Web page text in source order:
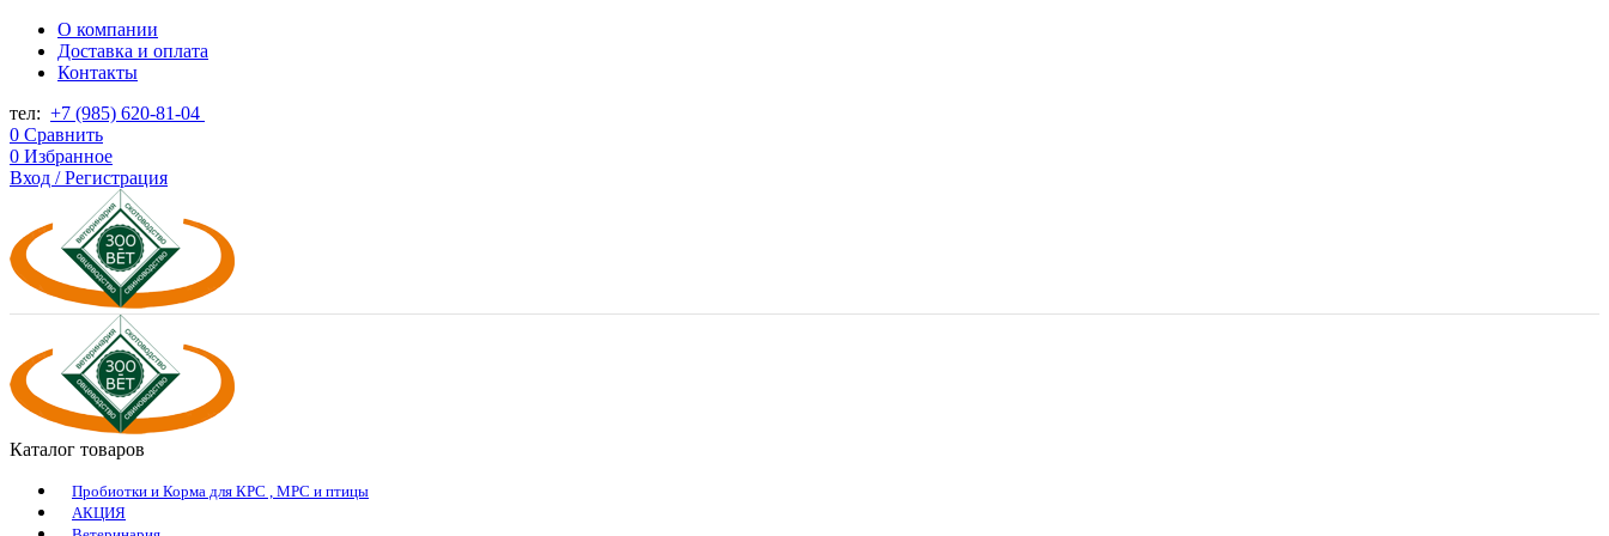
О компании
Доставка и оплата
Контакты
тел: +7 (985) 620-81-04
0 Сравнить
0 Избранное
Вход / Регистрация
Каталог товаров
Пробиотки и Корма для КРС , МРС и птицы
АКЦИЯ